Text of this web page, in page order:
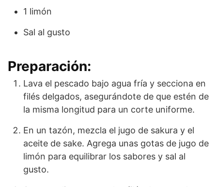
1 limón
Sal al gusto
Preparación:
Lava el pescado bajo agua fría y secciona en
filés delgados, asegurándote de que estén de
la misma longitud para un corte uniforme.
En un tazón, mezcla el jugo de sakura y el
aceite de sake. Agrega unas gotas de jugo de
limón para equilibrar los sabores y sal al
gusto.